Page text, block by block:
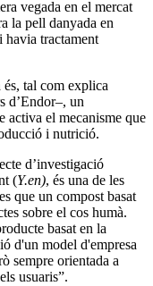
vegada en el mercat
la pell danyada en
havia tractament
tal com explica
d’Endor–, un
activa el mecanisme que
i nutrició.
d’investigació
(Y.en), és una de les
que un compost basat
sobre el cos humà.
basat en la
d'un model d'empresa
sempre orientada a
usuaris”.